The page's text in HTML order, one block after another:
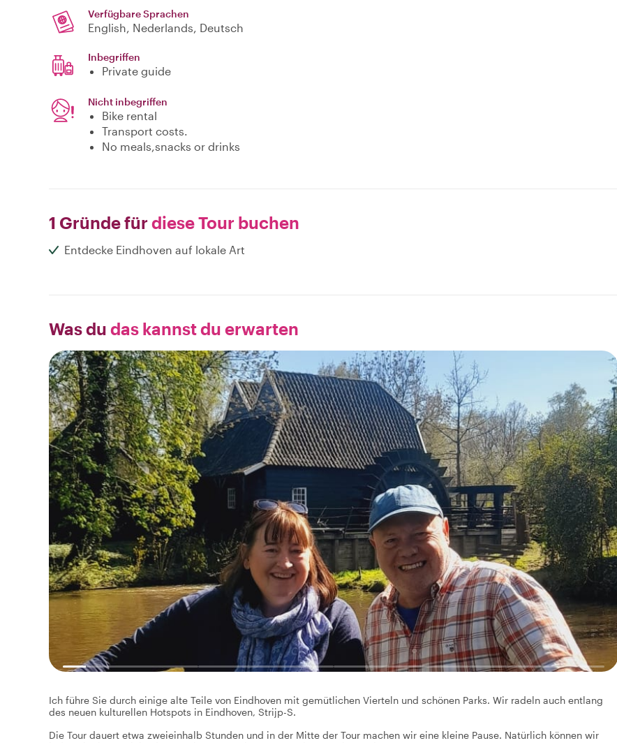
Verfügbare Sprachen
English, Nederlands, Deutsch
Inbegriffen
Private guide
Nicht inbegriffen
Bike rental
Transport costs.
No meals,snacks or drinks
1 Gründe für diese Tour buchen
Entdecke Eindhoven auf lokale Art
Was du das kannst du erwarten
Ich führe Sie durch einige alte Teile von Eindhoven mit gemütlichen Vierteln und schönen Parks. Wir radeln auch entlang
des neuen kulturellen Hotspots in Eindhoven, Strijp-S.
Die Tour dauert etwa zweieinhalb Stunden und in der Mitte der Tour machen wir eine kleine Pause. Natürlich können wir